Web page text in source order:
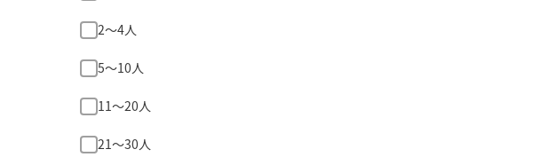
2〜4人
5〜10人
11〜20人
21〜30人